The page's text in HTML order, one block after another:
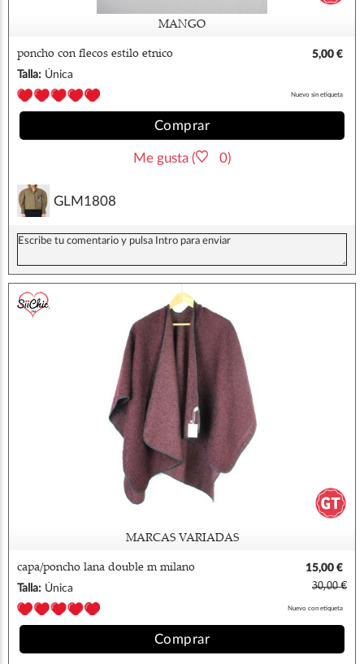
MANGO
poncho con flecos estilo etnico
5,00 €
Talla: Única
Nuevo sin etiqueta
Comprar
Me gusta ( 0)
GLM1808
MARCAS VARIADAS
capa/poncho lana double m milano
15,00 €
Talla: Única 30,00 €
Nuevo con etiqueta
Comprar